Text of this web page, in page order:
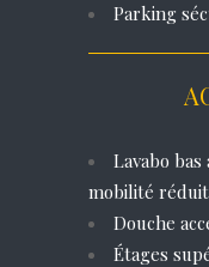
Parking
Lavabo
mobilité
Douche
Étages